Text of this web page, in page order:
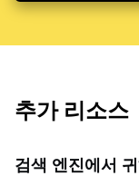
추가 리소스
검색 엔진에서